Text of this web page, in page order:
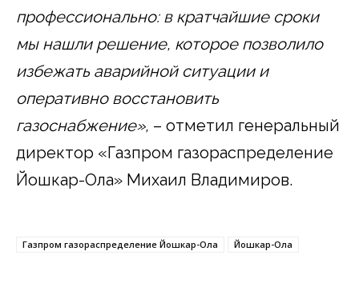
профессионально: в кратчайшие сроки
мы нашли решение, которое позволило
избежать аварийной ситуации и
оперативно восстановить
газоснабжение», – отметил генеральный
директор «Газпром газораспределение
Йошкар-Ола» Михаил Владимиров.
Газпром газораспределение Йошкар-Ола Йошкар-Ола